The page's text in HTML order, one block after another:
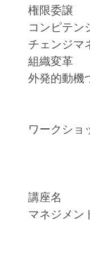
権限委譲
コンピテン
チェンジマ
組織変革
外発的動機
ワークショ
講座名
マネジメン